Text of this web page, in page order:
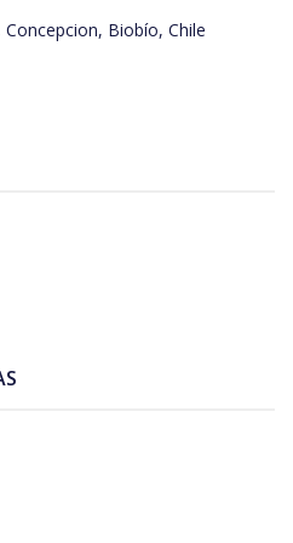
Biobío, Chile